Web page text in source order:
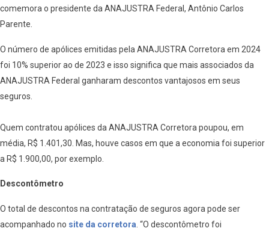
comemora o presidente da ANAJUSTRA Federal, Antônio Carlos
Parente.
O número de apólices emitidas pela ANAJUSTRA Corretora em 2024
foi 10% superior ao de 2023 e isso significa que mais associados da
ANAJUSTRA Federal ganharam descontos vantajosos em seus
seguros.
Quem contratou apólices da ANAJUSTRA Corretora poupou, em
média, R$ 1.401,30. Mas, houve casos em que a economia foi superior
a R$ 1.900,00, por exemplo.
Descontômetro
O total de descontos na contratação de seguros agora pode ser
acompanhado no site da corretora . “O descontômetro foi